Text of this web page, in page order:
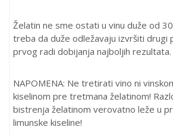
Želatin ne sme ostati u vinu duže od
treba da duže odležavaju izvršiti drugi
prvog radi dobijanja najboljih rezultata.
NAPOMENA: Ne tretirati vino ni
kiselinom pre tretmana želatinom!
bistrenja želatinom verovatno leže u
limunske kiseline!